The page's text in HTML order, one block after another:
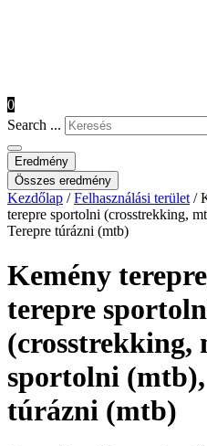
0
Search ...
Eredmény
Összes eredmény
Kezdőlap /Felhasználási terület /
terepre sportolni (crosstrekking,
Terepre túrázni (mtb)
Kemény
terepre
(crosstrekking,
sportolni (mtb),
túrázni (mtb)